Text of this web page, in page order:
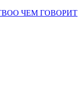
О ЧЕМ ГОВОРИТ